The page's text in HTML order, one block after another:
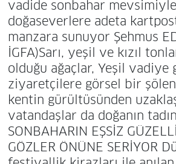
vadide sonbahar
doğaseverlere adeta
manzara sunuyor Şehmus
İGFA)Sarı, yeşil ve kızıl
olduğu ağaçlar, Yeşil vadiye
ziyaretçilere görsel bir
kentin gürültüsünden
vatandaşlar da doğanın
SONBAHARIN EŞSİZ
GÖZLER ÖNÜNE SERİYOR